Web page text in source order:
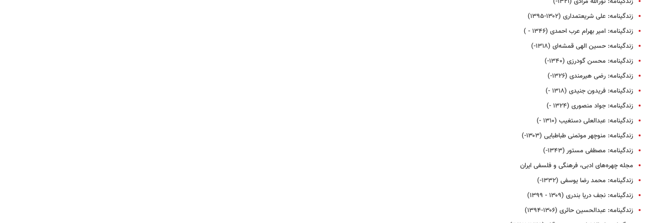
زندگینامه: علی شریعتمداری (۱۳۰۲-۱۳۹۵)
زندگینامه: امیر بهرام عرب احمدی (۱۳۴۶ - )
زندگینامه‌: حسین الهی قمشه‌ای (۱۳۱۸-)
زندگینامه: محسن گودرزی (۱۳۴۰-)
زندگینامه: رضی هیرمندی (۱۳۲۶-)
زندگینامه: فریدون جنیدی (۱۳۱۸ -)
زندگینامه: جواد منصوری (۱۳۲۴ -)
زندگینامه: عبدالعلی دستغیب (۱۳۱۰ -)
زندگینامه: منوچهر موتمنی طباطبایی (۱۳۰۳-)
زندگینامه: مصطفی مستور (۱۳۴۳-)
مجله چهره‌های ادبی، فرهنگی و فلسفی ایران
زندگینامه: محمد رضا یوسفی (۱۳۳۲-)
زندگینامه: نجف دریا بندری (۱۳۰۹ - ۱۳۹۹)
زندگینامه: عبدالحسین حائری (۱۳۰۶-۱۳۹۴)